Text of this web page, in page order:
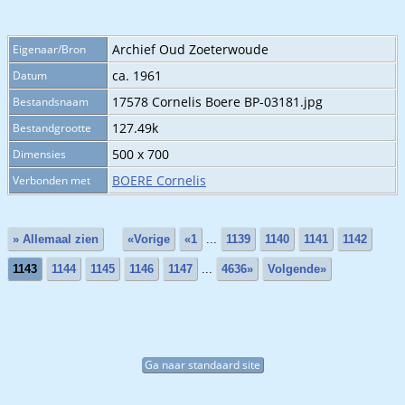
Eigenaar/Bron Archief Oud Zoeterwoude
Datum ca. 1961
Bestandsnaam 17578 Cornelis Boere BP-03181.jpg
Bestandgrootte 127.49k
Dimensies 500 x 700
Verbonden met BOERE Cornelis
» Allemaal zien «Vorige «1 1139 1140 1141 1142
1143 1144 1145 1146 1147 4636» Volgende»
Ga naar standaard site